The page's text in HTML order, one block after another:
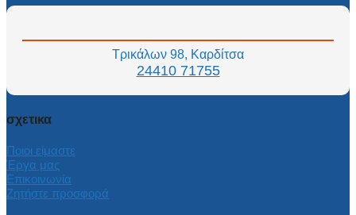
Τρικάλων 98, Καρδίτσα
24410 71755
σχετικα
Ποιοι είμαστε
Έργα μας
Επικοινωνία
Ζητήστε προσφορά